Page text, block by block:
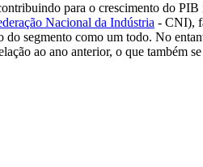
para o crescimento do PIB
Nacional da Indústria - CNI),
do segmento como um todo. No
ao ano anterior, o que também